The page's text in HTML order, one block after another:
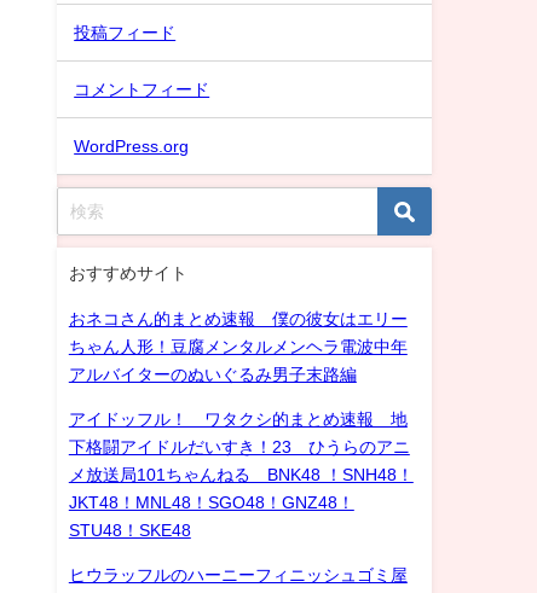
投稿フィード
コメントフィード
WordPress.org
おすすめサイト
おネコさん的まとめ速報 僕の彼女はエリー
ちゃん人形！豆腐メンタルメンヘラ電波中年
アルバイターのぬいぐるみ男子末路編
アイドッフル！ ワタクシ的まとめ速報 地
下格闘アイドルだいすき！23 ひうらのアニ
メ放送局101ちゃんねる BNK48 ！SNH48！
JKT48！MNL48！SGO48！GNZ48！
STU48！SKE48
ヒウラッフルのハーニーフィニッシュゴミ屋